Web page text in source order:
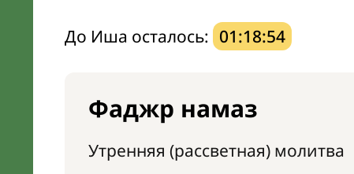
До Иша осталось: 01:18:53
Фаджр намаз
Утренняя (рассветная) молитва